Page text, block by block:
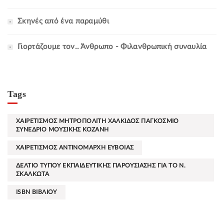
Σκηνές από ένα παραμύθι
Γιορτάζουμε τον.. Άνθρωπο - Φιλανθρωπική συναυλία
Tags
ΧΑΙΡΕΤΙΣΜΟΣ ΜΗΤΡΟΠΟΛΙΤΗ ΧΑΛΚΙΔΟΣ ΠΑΓΚΟΣΜΙΟ
ΣΥΝΕΔΡΙΟ ΜΟΥΣΙΚΗΣ ΚΟΖΑΝΗ
ΧΑΙΡΕΤΙΣΜΟΣ ΑΝΤΙΝΟΜΑΡΧΗ ΕΥΒΟΙΑΣ
ΔΕΛΤΙΟ ΤΥΠΟΥ ΕΚΠΑΙΔΕΥΤΙΚΗΣ ΠΑΡΟΥΣΙΑΣΗΣ ΓΙΑ ΤΟ Ν.
ΣΚΑΛΚΩΤΑ
ISBN ΒΙΒΛΙΟΥ